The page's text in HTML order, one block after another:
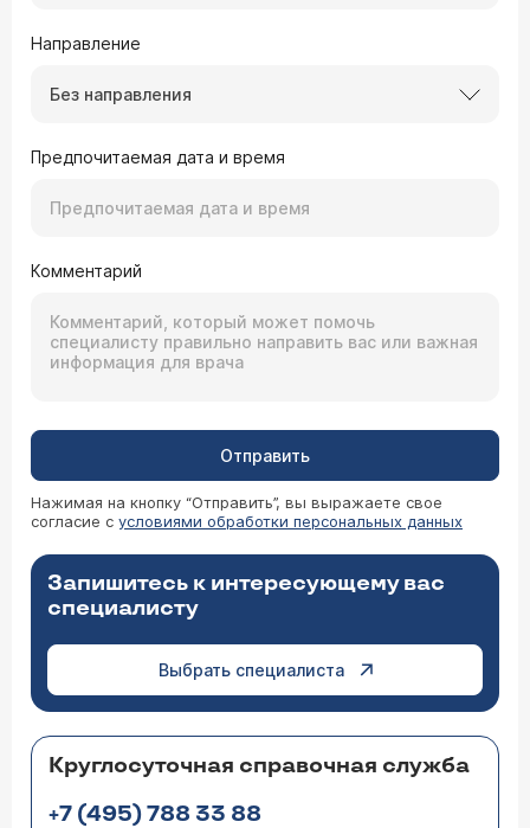
Направление
Без направления
Предпочитаемая дата и время
Комментарий
Отправить
Нажимая на кнопку “Отправить”, вы выражаете свое
согласие с условиями обработки персональных данных
Запишитесь к интересующему вас
специалисту
Выбрать специалиста
Круглосуточная справочная служба
+7 (495) 788 33 88